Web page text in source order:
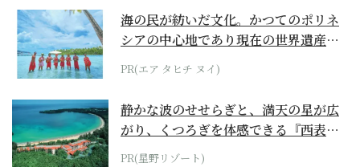
海の民が紡いだ文化。かつてのポリネ
シアの中心地であり現在の世界遺産か
らみえてくる...
PR(エア タヒチ ヌイ)
静かな波のせせらぎと、満天の星が広
がり、くつろぎを体感できる『西表島
ホテル by...
PR(星野リゾート)